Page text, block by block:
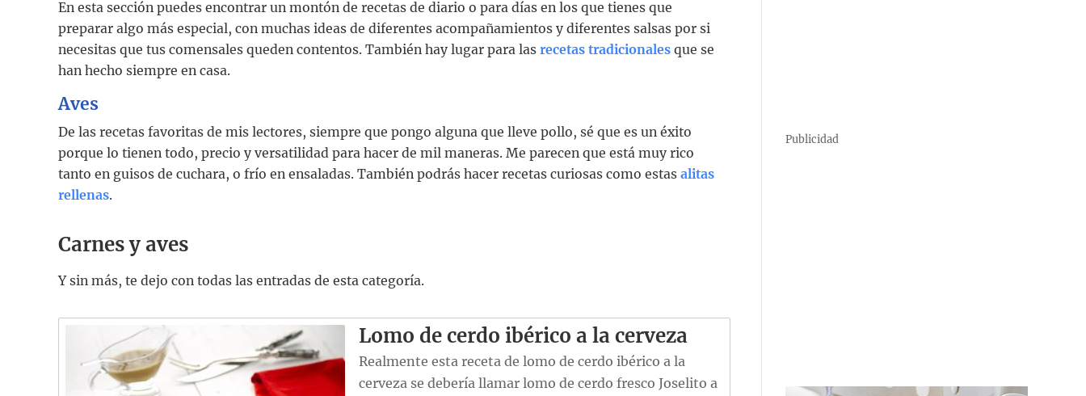
En esta sección puedes encontrar un montón de recetas de diario o para días en los que tienes que
preparar algo más especial, con muchas ideas de diferentes acompañamientos y diferentes salsas por si
necesitas que tus comensales queden contentos. También hay lugar para las recetas tradicionales que se
han hecho siempre en casa.
Aves
De las recetas favoritas de mis lectores, siempre que pongo alguna que lleve pollo, sé que es un éxito
porque lo tienen todo, precio y versatilidad para hacer de mil maneras. Me parecen que está muy rico
tanto en guisos de cuchara, o frío en ensaladas. También podrás hacer recetas curiosas como estas alitas
rellenas.
Carnes y aves
Y sin más, te dejo con todas las entradas de esta categoría.
Lomo de cerdo ibérico a la cerveza
Realmente esta receta de lomo de cerdo ibérico a la
cerveza se debería llamar lomo de cerdo fresco Joselito a
Publicidad